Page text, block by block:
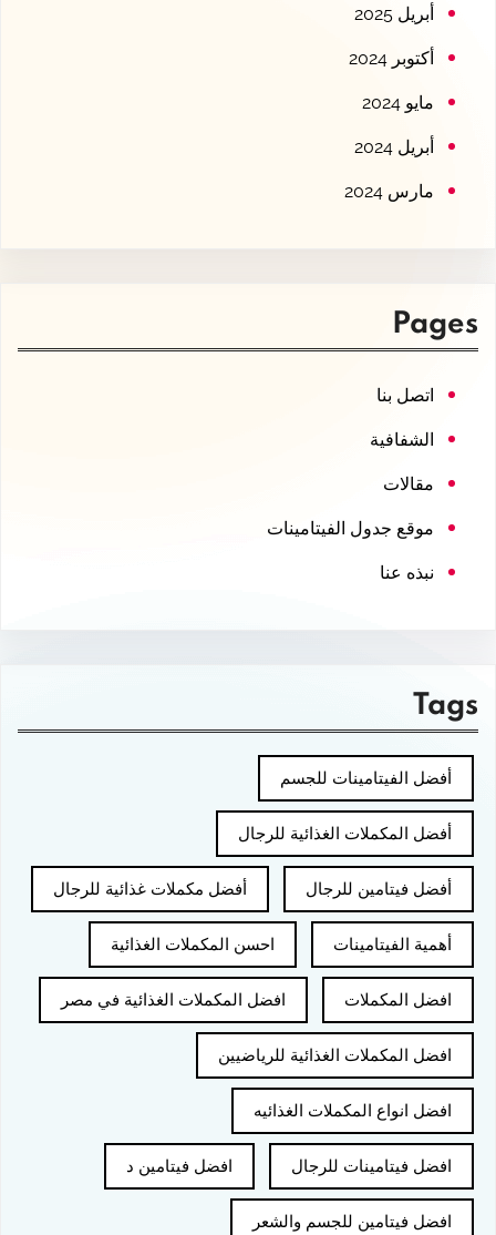
أبريل 2025
أكتوبر 2024
مايو 2024
أبريل 2024
مارس 2024
Pages
اتصل بنا
الشفافية
مقالات
موقع جدول الفيتامينات
نبذه عنا
Tags
أفضل الفيتامينات للجسم
أفضل المكملات الغذائية للرجال
أفضل فيتامين للرجال أفضل مكملات غذائية للرجال
أهمية الفيتامينات احسن المكملات الغذائية
افضل المكملات افضل المكملات الغذائية في مصر
افضل المكملات الغذائية للرياضيين
افضل انواع المكملات الغذائيه
افضل فيتامينات للرجال افضل فيتامين د
افضل فيتامين للجسم والشعر